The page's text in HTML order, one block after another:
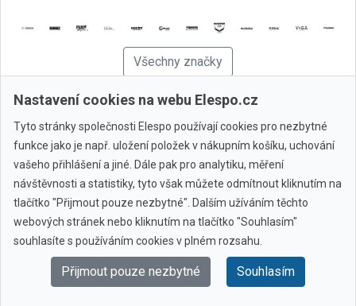
Všechny značky
© 2010 - 2026 Elespo.cz
Nastavení cookies na webu Elespo.cz
Tyto stránky společnosti Elespo používají cookies pro nezbytné
funkce jako je např. uložení položek v nákupním košíku, uchování
vašeho přihlášení a jiné. Dále pak pro analytiku, měření
návštěvnosti a statistiky, tyto však můžete odmítnout kliknutím na
tlačítko "Přijmout pouze nezbytné". Dalším užíváním těchto
webových stránek nebo kliknutím na tlačítko "Souhlasím"
souhlasíte s používáním cookies v plném rozsahu.
Přijmout pouze nezbytné Souhlasím